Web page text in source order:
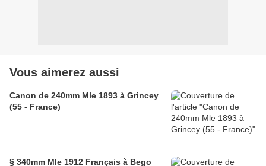
Vous aimerez aussi
Canon de 240mm Mle 1893 à Grincey
(55 - France)
§ 340mm Mle 1912 Français à Bego